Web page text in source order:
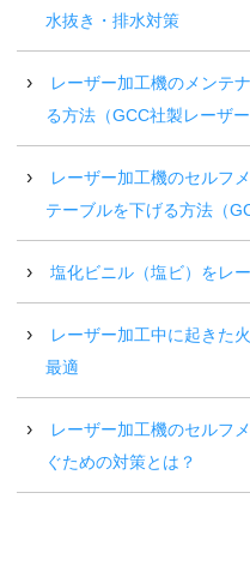
水抜き・排水対策
レーザー加工機のメンテ
る方法（GCC社製レーザー
レーザー加工機のセルフ
テーブルを下げる方法（
塩化ビニル（塩ビ）をレ
レーザー加工中に起きた
最適
レーザー加工機のセルフ
ぐための対策とは？